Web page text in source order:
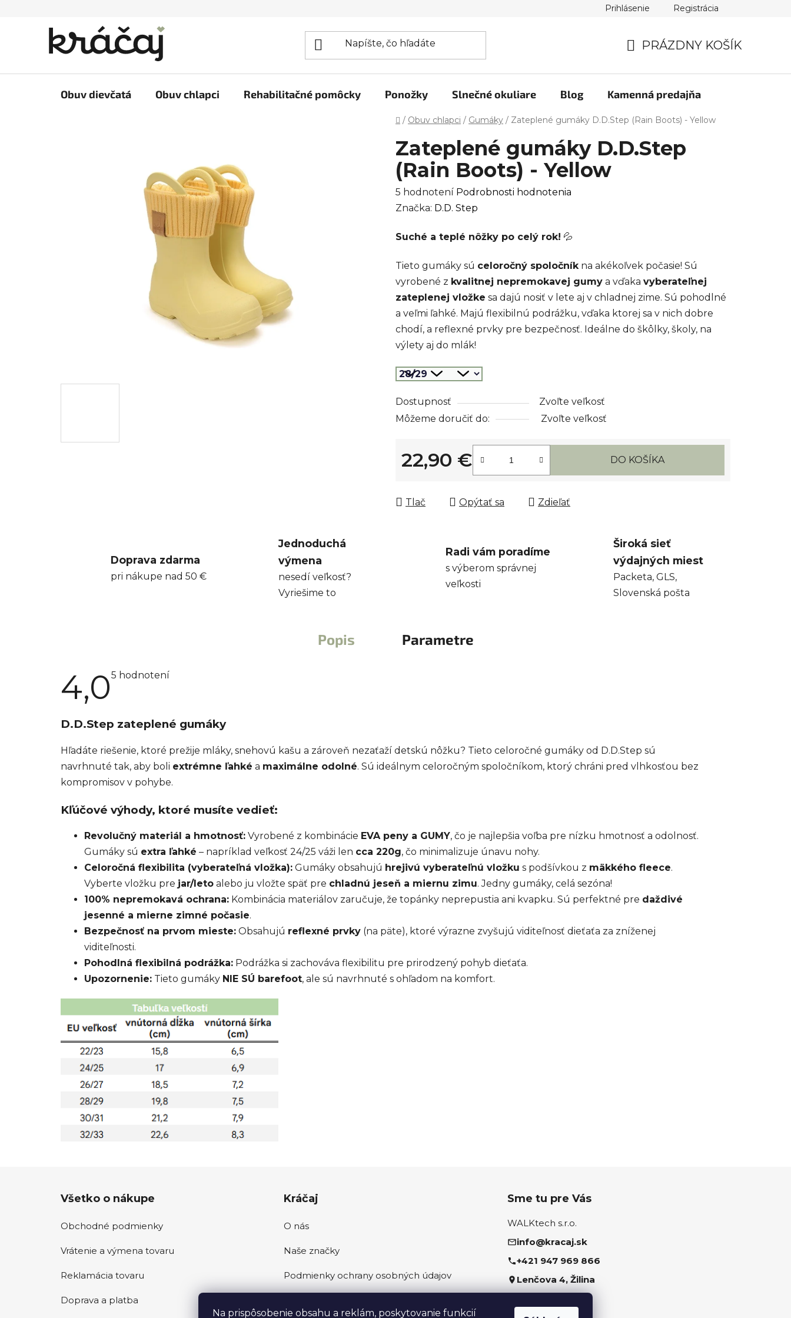
Na prispôsobenie obsahu a reklám, poskytovanie funkcií
Prihlásenie Registrácia
KOŠÍK
PRÁZDNY KOŠÍK
Obuv dievčatá Obuv chlapci Rehabilitačné pomôcky Ponožky Slnečné okuliare Blog Kamenná predajňa
Domov
/ Obuv chlapci / Gumáky / Zateplené gumáky D.D.Step (Rain Boots) - Yellow
Zateplené gumáky D.D.Step
(Rain Boots) - Yellow
Priemerné
hodnotenie
je
z
5
hviezdičiek.
5 hodnotení Podrobnosti hodnotenia
Značka: D.D. Step
Suché a teplé nôžky po celý rok! 💦
Tieto gumáky sú celoročný spoločníkna akékoľvek počasie! Sú
vyrobené z kvalitnej nepremokavej gumy a vďaka vyberateľnej
zateplenej vložke sa dajú nosiť v lete aj v chladnej zime. Sú pohodlné
a veľmi ľahké. Majú flexibilnú podrážku, vďaka ktorej sa v nich dobre
chodí, a reflexné prvky pre bezpečnosť. Ideálne do škôlky, školy, na
výlety aj do mlák!
Dostupnosť
Zvoľte veľkosť
Môžeme doručiť do:
Zvoľte veľkosť
22,90 €
Jednotková cena:
DO KOŠÍKA
Tlač Opýtať sa Zdieľať
Doprava zdarma
pri nákupe nad 50 €
Jednoduchá
výmena
nesedí veľkosť?
Vyriešime to
Radi vám poradíme
s výberom správnej
veľkosti
Široká sieť
výdajných miest
Packeta, GLS,
Slovenská pošta
Popis Parametre
4,0Priemerné
z
5
5 hodnotení
D.D.Step zateplené gumáky
Hľadáte riešenie, ktoré prežije mláky, snehovú kašu a zároveň nezaťaží detskú nôžku? Tieto celoročné gumáky od D.D.Step sú
navrhnuté tak, aby boli extrémne ľahké a maximálne odolné. Sú ideálnym celoročným spoločníkom, ktorý chráni pred vlhkosťou bez
kompromisov v pohybe.
Kľúčové výhody, ktoré musíte vedieť:
Revolučný materiál a hmotnosť: Vyrobené z kombinácie EVA peny a GUMY, čo je najlepšia voľba pre nízku hmotnosť a odolnosť.
Gumáky sú extra ľahké – napríklad veľkosť 24/25 váži len cca 220g, čo minimalizuje únavu nohy.
Celoročná flexibilita (vyberateľná vložka): Gumáky obsahujú hrejivú vyberateľnú vložku s podšívkou z mäkkého fleece.
Vyberte vložku pre jar/leto alebo ju vložte späť pre chladnú jeseň a miernu zimu. Jedny gumáky, celá sezóna!
100% nepremokavá ochrana: Kombinácia materiálov zaručuje, že topánky neprepustia ani kvapku. Sú perfektné pre daždivé
jesenné a mierne zimné počasie.
Bezpečnosť na prvom mieste: Obsahujú reflexné prvky (na päte), ktoré výrazne zvyšujú viditeľnosť dieťaťa za zníženej
viditeľnosti.
Pohodlná flexibilná podrážka: Podrážka si zachováva flexibilitu pre prirodzený pohyb dieťaťa.
Upozornenie: Tieto gumáky NIE SÚ barefoot, ale sú navrhnuté s ohľadom na komfort.
Všetko o nákupe
Obchodné podmienky
Vrátenie a výmena tovaru
Reklamácia tovaru
Doprava a platba
Kráčaj
O nás
Naše značky
Podmienky ochrany osobných údajov
Sme tu pre Vás
WALKtech s.r.o.
info@kracaj.sk
+421 947 969 866
Lenčova 4, Žilina